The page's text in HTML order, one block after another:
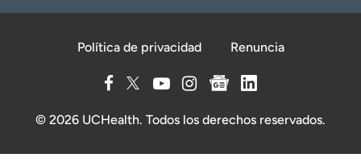
Política de privacidad Renuncia
© 2026 UCHealth. Todos los derechos reservados.